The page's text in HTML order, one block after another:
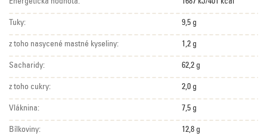
Tuky: 9,5 g
z toho nasycené mastné kyseliny: 1,2 g
Sacharidy: 62,2 g
z toho cukry: 2,0 g
Vláknina: 7,5 g
Bílkoviny: 12,8 g